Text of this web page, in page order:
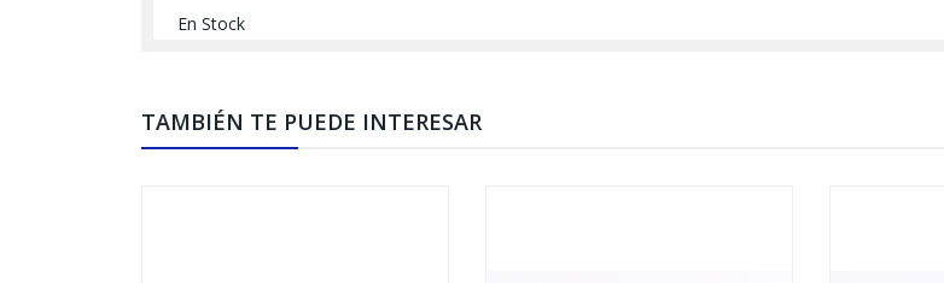
En Stock
TAMBIÉN TE PUEDE INTERESAR